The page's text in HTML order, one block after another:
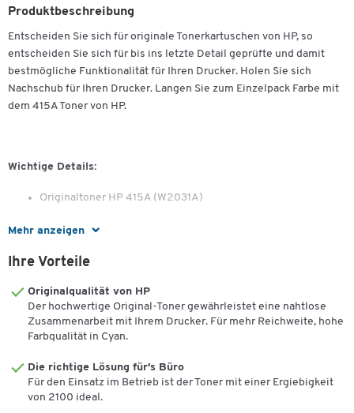
Mehr anzeigen
Produktbeschreibung
Entscheiden Sie sich für originale Tonerkartuschen von HP, so
entscheiden Sie sich für bis ins letzte Detail geprüfte und damit
bestmögliche Funktionalität für Ihren Drucker. Holen Sie sich
Nachschub für Ihren Drucker. Langen Sie zum Einzelpack Farbe mit
dem 415A Toner von HP.
Wichtige Details:
Originaltoner HP 415A (W2031A)
Seitenreichweite in DIN A4: 1 x 2100 (Cyan)
Kompatibel mit:
HP Color LaserJet Pro M454dn, -M454dw, -M454nw, -MFP
M479dw, -MFP M479fdn, -MFP M479fdw, -MFP M479fnw
Ihre Vorteile
Originalqualität von HP
Der hochwertige Original-Toner gewährleistet eine nahtlose
Zusammenarbeit mit Ihrem Drucker. Für mehr Reichweite, hohe
Farbqualität in Cyan.
Die richtige Lösung für's Büro
Für den Einsatz im Betrieb ist der Toner mit einer Ergiebigkeit
von 2100 ideal.